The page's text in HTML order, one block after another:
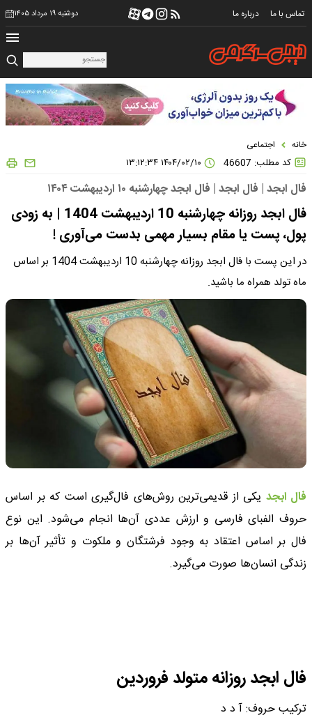
تماس با ما درباره ما دوشنبه ۱۹ مرداد ۱۴۰۵
خانه اجتماعی
کد مطلب: 46607
فال ابجد | فال ابجد | فال ابجد چهارشنبه ۱۰ اردیبهشت ۱۴۰۴
فال ابجد روزانه چهارشنبه 10 اردیبهشت 1404 | به زودی
پول، پست یا مقام بسیار مهمی بدست می‌آوری !
در این پست با فال ابجد روزانه چهارشنبه 10 اردیبهشت 1404 بر اساس
ماه تولد همراه ما باشید.
فال ابجد یکی از قدیمی‌ترین روش‌های فال‌گیری است که بر اساس
حروف الفبای فارسی و ارزش عددی آن‌ها انجام می‌شود. این نوع
فال بر اساس اعتقاد به وجود فرشتگان و ملکوت و تأثیر آن‌ها بر
زندگی انسان‌ها صورت می‌گیرد.
فال ابجد روزانه متولد فروردین
ترکیب حروف: آ د د